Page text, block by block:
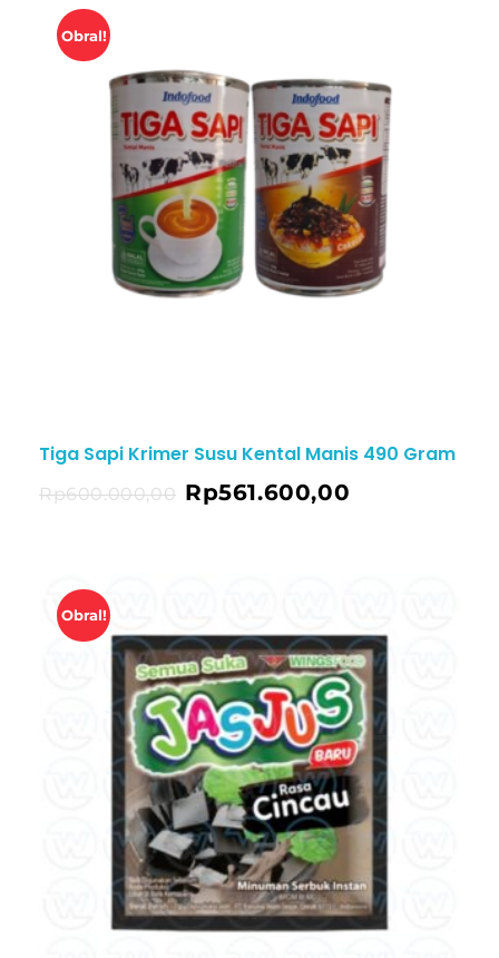
Obral!
Tiga Sapi Krimer Susu Kental Manis 490 Gram
Rp600.000,00 Rp561.600,00
Obral!